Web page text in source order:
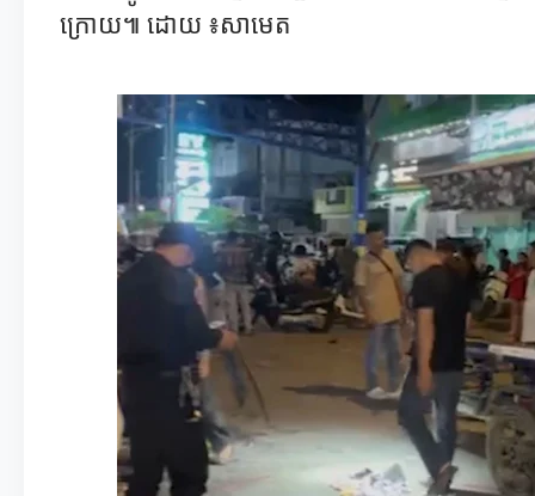
ក្រោយ៕ ដោយ ៖សាមេត